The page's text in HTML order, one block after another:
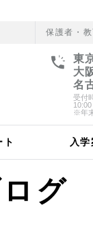
保護者・
東
大
名
受付
※年
ト 入学
グ